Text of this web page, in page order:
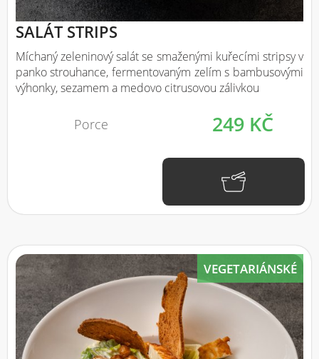
SALÁT STRIPS
Míchaný zeleninový salát se smaženými kuřecími stripsy v
panko strouhance, fermentovaným zelím s bambusovými
výhonky, sezamem a medovo citrusovou zálivkou
Porce 249 KČ
VEGETARIÁNSKÉ